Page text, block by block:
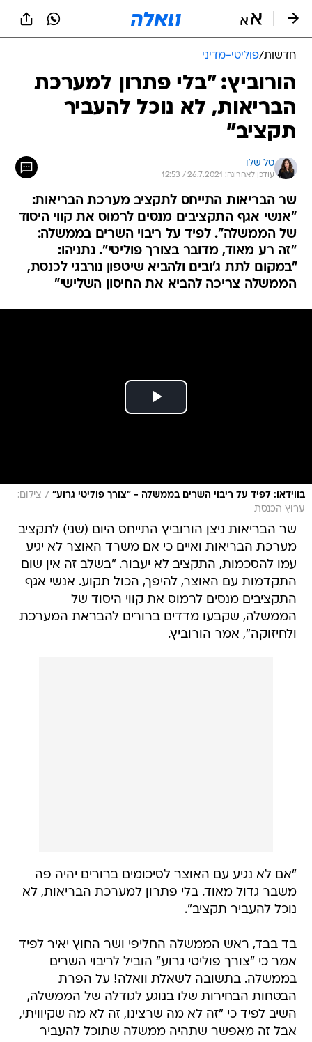
חדשות/פוליטי-מדיני
הורוביץ: "בלי פתרון למערכת
הבריאות, לא נוכל להעביר
תקציב"
טל שלו
עודכן לאחרונה: 26.7.2021 / 12:53
שר הבריאות התייחס לתקציב מערכת הבריאות:
"אנשי אגף התקציבים מנסים לרמוס את קווי היסוד
של הממשלה". לפיד על ריבוי השרים בממשלה:
"זה רע מאוד, מדובר בצורך פוליטי". נתניהו:
"במקום לתת ג'ובים ולהביא שיטפון נורבגי לכנסת,
הממשלה צריכה להביא את החיסון השלישי"
בווידאו: לפיד על ריבוי השרים בממשלה - "צורך פוליטי גרוע" / צילום:
ערוץ הכנסת
שר הבריאות ניצן הורוביץ התייחס היום (שני) לתקציב
מערכת הבריאות ואיים כי אם משרד האוצר לא יגיע
עמו להסכמות, התקציב לא יעבור. "בשלב זה אין שום
התקדמות עם האוצר, להיפך, הכול תקוע. אנשי אגף
התקציבים מנסים לרמוס את קווי היסוד של
הממשלה, שקבעו מדדים ברורים להבראת המערכת
ולחיזוקה", אמר הורוביץ.
"אם לא נגיע עם האוצר לסיכומים ברורים יהיה פה
משבר גדול מאוד. בלי פתרון למערכת הבריאות, לא
נוכל להעביר תקציב".
בד בבד, ראש הממשלה החליפי ושר החוץ יאיר לפיד
אמר כי "צורך פוליטי גרוע" הוביל לריבוי השרים
בממשלה. בתשובה לשאלת וואלה! על הפרת
הבטחות הבחירות שלו בנוגע לגודלה של הממשלה,
השיב לפיד כי "זה לא מה שרצינו, זה לא מה שקיוויתי,
אבל זה מאפשר שתהיה ממשלה שתוכל להעביר